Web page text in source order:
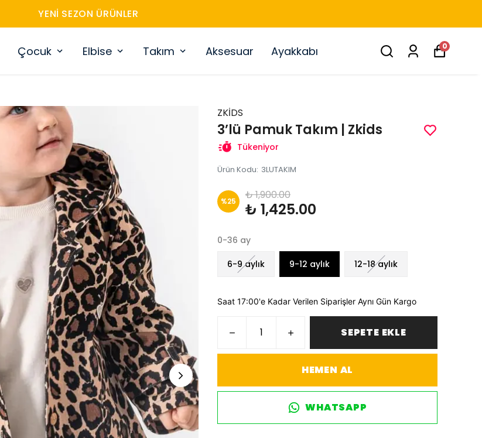
YENI SEZON ÜRÜNLER
Çocuk Elbise Takım Aksesuar Ayakkabı 0
ZKİDS
3’lü Pamuk Takım | Zkids
Tükeniyor
Ürün Kodu: 3LUTAKIM
%25 ₺ 1,900.00
₺ 1,425.00
0-36 ay
6-9 aylık 9-12 aylık 12-18 aylık
Saat 17:00'e Kadar Verilen Siparişler Aynı Gün Kargo
SEPETE EKLE
HEMEN AL
WHATSAPP